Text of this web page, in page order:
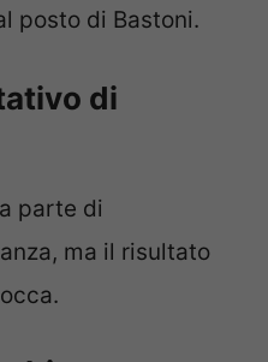
posto di Bastoni.
di
parte di
ma il risultato